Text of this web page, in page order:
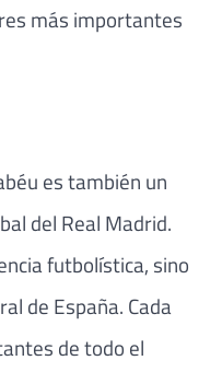
más importantes
es también un
del Real Madrid.
futbolística, sino
de España. Cada
de todo el